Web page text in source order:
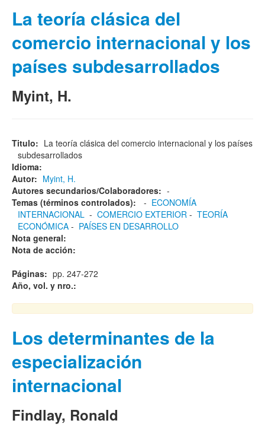
La teoría clásica del
comercio internacional y los
países subdesarrollados
Myint, H.
Titulo: La teoría clásica del comercio internacional y los países
subdesarrollados
Idioma:
Autor: Myint, H.
Autores secundarios/Colaboradores: -
Temas (términos controlados):
- ECONOMÍA
INTERNACIONAL - COMERCIO EXTERIOR - TEORÍA
ECONÓMICA - PAÍSES EN DESARROLLO
Nota general:
Nota de acción:
Páginas: pp. 247-272
Año, vol. y nro.:
Los determinantes de la
especialización
internacional
Findlay, Ronald